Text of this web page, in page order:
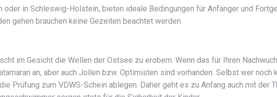
in Schleswig-Holstein, bieten ideale Bedingungen für Anfänger und
gehen brauchen keine Gezeiten beachtet werden.
im Gesicht die Wellen der Ostsee zu erobern. Wenn das für Ihren
an, aber auch Jollen bzw. Optimisten sind vorhanden. Selbst wer noch
Prüfung zum VDWS-Schein ablegen. Daher geht es zu Anfang auch mit der